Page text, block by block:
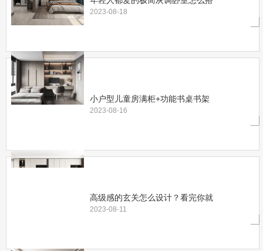
2023-08-18
小户型儿童房满柜+功能书桌书架
2023-08-16
高级感的玄关怎么设计？看完你就
2023-08-11